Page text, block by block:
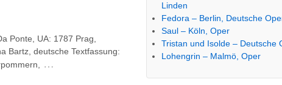
Ponte, UA: 1787 Prag,
Bartz, deutsche Textfassung:
…
Linden
Fedora – Berlin, Deutsche
Saul – Köln, Oper
Tristan und Isolde – Deutsche
Lohengrin – Malmö, Oper